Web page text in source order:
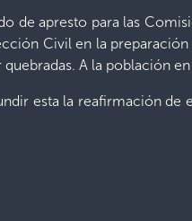
de apresto para las
Civil en la
A la población
esta la reafirmación